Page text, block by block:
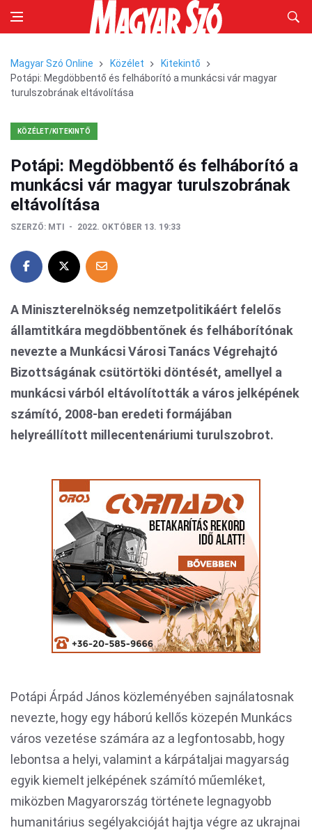
Magyar Szó Online Közélet
Kitekintő
Potápi: Megdöbbentő és felháborító a munkácsi vár magyar
turulszobrának eltávolítása
KÖZÉLET/KITEKINTŐ
Potápi: Megdöbbentő és felháborító a
munkácsi vár magyar turulszobrának
eltávolítása
SZERZŐ: MTI 2022. OKTÓBER 13. 19:33
A Miniszterelnökség nemzetpolitikáért felelős
államtitkára megdöbbentőnek és felháborítónak
nevezte a Munkácsi Városi Tanács Végrehajtó
Bizottságának csütörtöki döntését, amellyel a
munkácsi várból eltávolították a város jelképének
számító, 2008-ban eredeti formájában
helyreállított millecentenáriumi turulszobrot.
Potápi Árpád János közleményében sajnálatosnak
nevezte, hogy egy háború kellős közepén Munkács
város vezetése számára az a legfontosabb, hogy
lebontsa a helyi, valamint a kárpátaljai magyarság
egyik kiemelt jelképének számító műemléket,
miközben Magyarország története legnagyobb
humanitárius segélyakcióját hajtja végre az ukrajnai